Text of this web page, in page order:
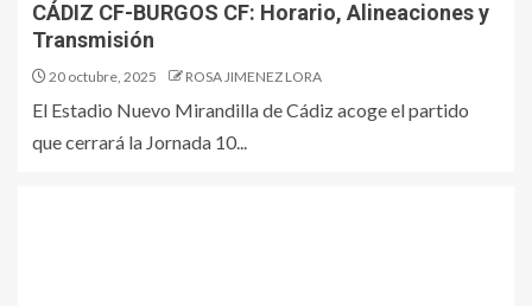
CÁDIZ CF-BURGOS CF: Horario, Alineaciones y
Transmisión
20 octubre, 2025 ROSA JIMENEZ LORA
El Estadio Nuevo Mirandilla de Cádiz acoge el partido
que cerrará la Jornada 10...